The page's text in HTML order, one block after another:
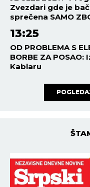
SVET 16:06
ŽENA IZBOLA 4
CENTRU
zemlji, policija
kvart
NAJNOVIJE